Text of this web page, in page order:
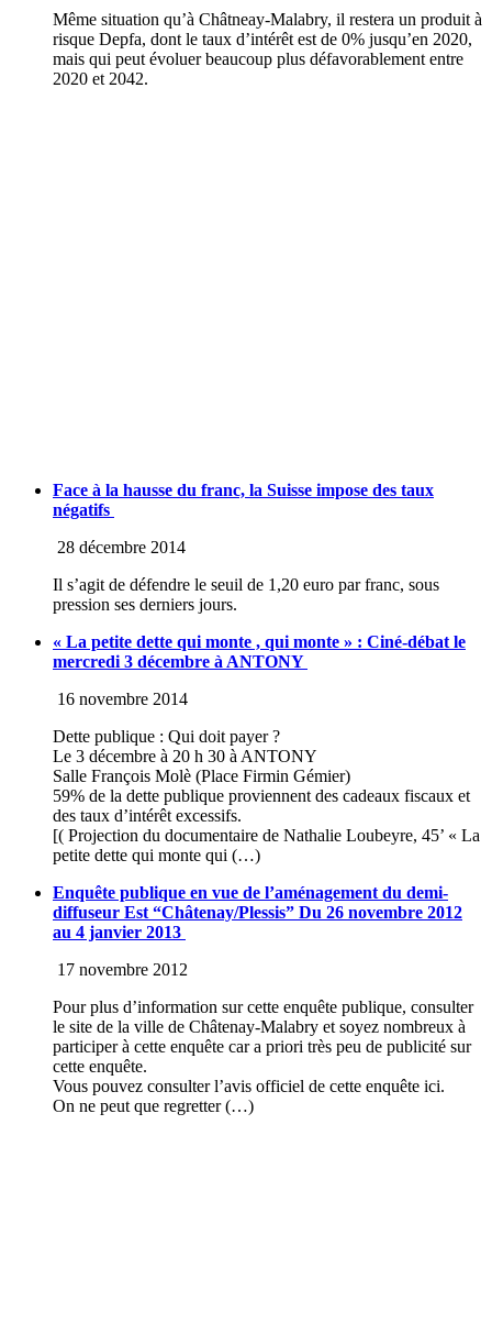
Même situation qu’à Châtneay-Malabry, il restera un produit à
risque Depfa, dont le taux d’intérêt est de 0% jusqu’en 2020,
mais qui peut évoluer beaucoup plus défavorablement entre
2020 et 2042.
Face à la hausse du franc, la Suisse impose des taux
négatifs
28 décembre 2014
Il s’agit de défendre le seuil de 1,20 euro par franc, sous
pression ses derniers jours.
« La petite dette qui monte , qui monte » : Ciné-débat le
mercredi 3 décembre à ANTONY
16 novembre 2014
Dette publique : Qui doit payer ?
Le 3 décembre à 20 h 30 à ANTONY
Salle François Molè (Place Firmin Gémier)
59% de la dette publique proviennent des cadeaux fiscaux et
des taux d’intérêt excessifs.
[( Projection du documentaire de Nathalie Loubeyre, 45’ « La
petite dette qui monte qui (…)
Enquête publique en vue de l’aménagement du demi-
diffuseur Est “Châtenay/Plessis” Du 26 novembre 2012
au 4 janvier 2013
17 novembre 2012
Pour plus d’information sur cette enquête publique, consulter
le site de la ville de Châtenay-Malabry et soyez nombreux à
participer à cette enquête car a priori très peu de publicité sur
cette enquête.
Vous pouvez consulter l’avis officiel de cette enquête ici.
On ne peut que regretter (…)